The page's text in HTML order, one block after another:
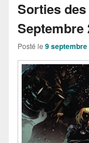
Sorties
Septembre
Posté le 9 septembre